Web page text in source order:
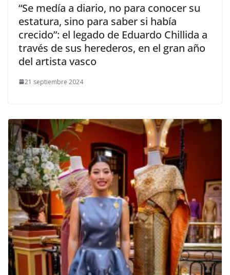
​“Se medía a diario, no para conocer su
estatura, sino para saber si había
crecido”: el legado de Eduardo Chillida a
través de sus herederos, en el gran año
del artista vasco
21 septiembre 2024